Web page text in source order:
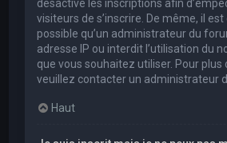
désactivé les inscriptions afin
visiteurs de s’inscrire. De même, il
possible qu’un administrateur du
adresse IP ou interdit l’utilisation du
que vous souhaitez utiliser. Pour plus
veuillez contacter un administrateur
Haut